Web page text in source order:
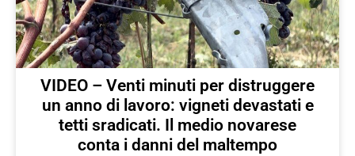
VIDEO – Venti minuti per distruggere
un anno di lavoro: vigneti devastati e
tetti sradicati. Il medio novarese
conta i danni del maltempo